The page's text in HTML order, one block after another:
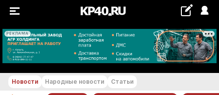
РЕКЛАМА
+29...+30 °С
Новости Народные новости Статьи